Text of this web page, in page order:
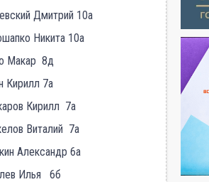
10а
10а
8д
7а
7а
7а
6а
6б